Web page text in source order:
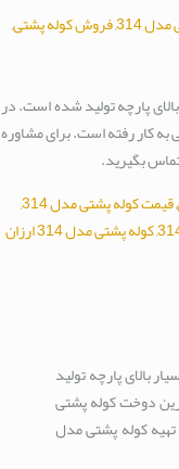
بسیار بالای پارچه تولید شده است. در
پشتی به کار رفته است. برای مشاوره
314
,فروش کوله پشتی,
,قیمت کوله پشتی مدل 314
,
,کوله پشتی مدل 314 ارزان
بسیار بالای پارچه تولید
کوله پشتی مدل 314 بهترین دوخت کوله پشتی
کوله پشتی مدل